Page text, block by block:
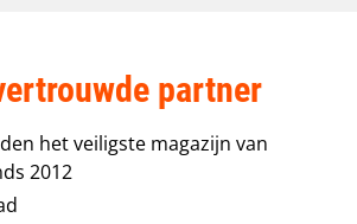
partner
het veiligste magazijn van
2012